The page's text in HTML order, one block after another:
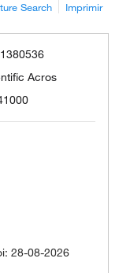
Search Imprimir
Acros
28-08-2026